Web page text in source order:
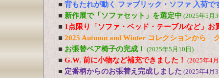
■ 背もたれが動く ファブリック・ソファ 入荷で
■ 新作展で「ソファセット」を選定中 (2025年5月
■ 1点限り「ソファ・ベッド・テーブルなど」お
■ 2025 Autumn and Winter コレクションから
■ お張替ペア椅子の完成！ (2025年5月10日)
■ G.W. 前に小物など補充できました！ (2025年4
■ 定番柄からのお張替え完成しました (2025年4月